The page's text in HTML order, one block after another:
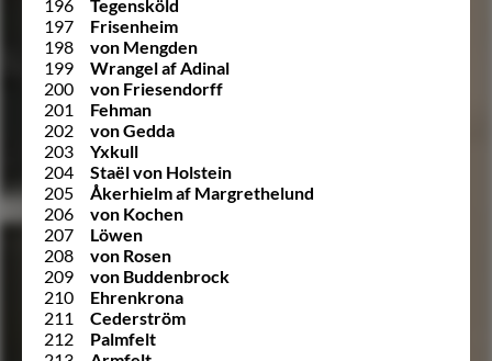
196
Tegensköld
197
Frisenheim
198
von Mengden
199
Wrangel af Adinal
200
von Friesendorff
201
Fehman
202
von Gedda
203
Yxkull
204
Staël von Holstein
205
Åkerhielm af Margrethelund
206
von Kochen
207
Löwen
208
von Rosen
209
von Buddenbrock
210
Ehrenkrona
211
Cederström
212
Palmfelt